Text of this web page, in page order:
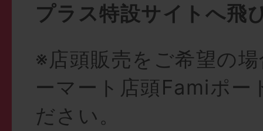
プラス特設サイトへ飛
※店頭販売をご希望の
ーマート店頭Famiポー
ださい。